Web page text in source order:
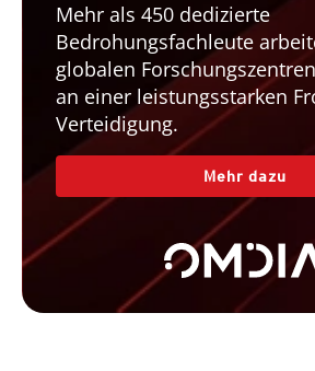
Mehr als 450 dedizierte
Bedrohungsfachleute
globalen
an einer leistungsstarken
Verteidigung.
Mehr dazu